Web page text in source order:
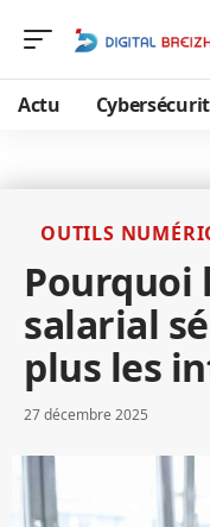
Actu
OUTILS
Pourquoi
salarial
plus les
27 décembre 2025